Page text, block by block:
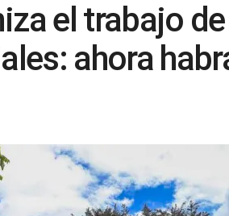
el trabajo
ahora